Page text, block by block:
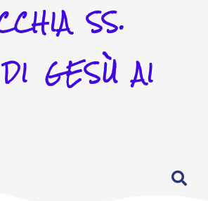
SS.
GESÙ AI